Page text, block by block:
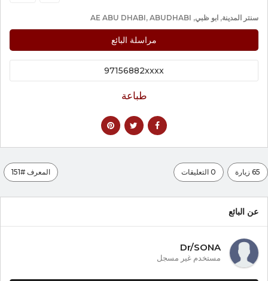
سنتر المدينة, ابو ظبي, AE ABU DHABI, ABUDHABI
مراسلة البائع
97156882xxxx
طباعة
65 زيارة 0 التعليقات المعرف #151
عن البائع
Dr/SONA
مستخدم غير مسجل